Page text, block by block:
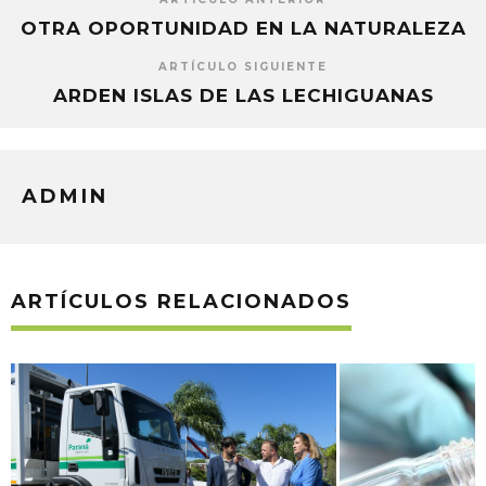
OTRA OPORTUNIDAD EN LA NATURALEZA
ARTÍCULO SIGUIENTE
ARDEN ISLAS DE LAS LECHIGUANAS
ADMIN
ARTÍCULOS RELACIONADOS